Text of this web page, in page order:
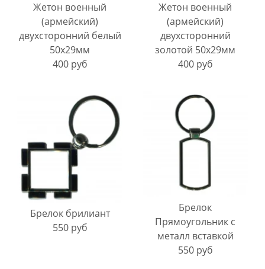
Жетон военный
(армейский)
двухсторонний белый
50х29мм
400 руб
Жетон военный
(армейский)
двухсторонний
золотой 50х29мм
400 руб
Брелок брилиант
550 руб
Брелок
Прямоугольник с
металл вставкой
550 руб